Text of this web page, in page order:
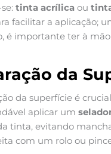
tinta acrílica ou
facilitar a aplicação;
é importante ter à
da
da superfície é
aplicar um
tinta, evitando
com um rolo ou